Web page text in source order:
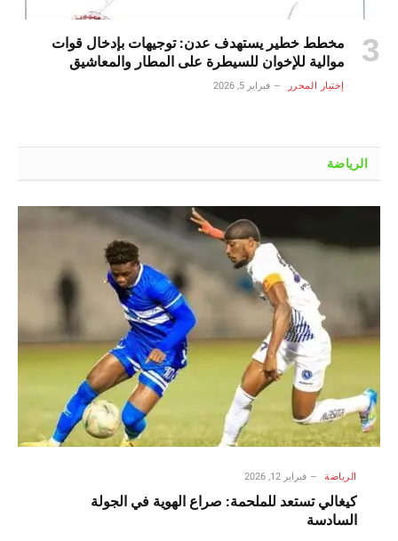
مخطط خطير يستهدف عدن: توجيهات بإدخال قوات
موالية للإخوان للسيطرة على المطار والمعاشيق
إختيار المحرر فبراير 5, 2026
الرياضة
الرياضة فبراير 12, 2026
كيغالي تستعد للملحمة: صراع الهوية في الجولة
السادسة